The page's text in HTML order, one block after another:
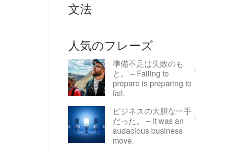
文法
人気のフレーズ
準備不足は失敗のも
と。 – Failing to
prepare is preparing to
fail.
ビジネスの大胆な一手
だった。 – It was an
audacious business
move.